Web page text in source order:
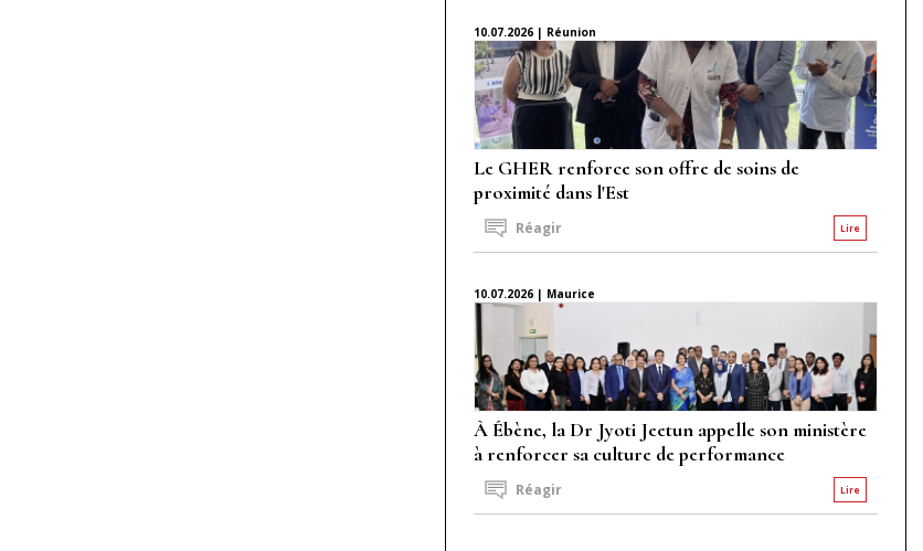
10.07.2026 | Réunion
Le GHER renforce son offre de soins de
proximité dans l'Est
Lire
Réagir
10.07.2026 | Maurice
À Ébène, la Dr Jyoti Jeetun appelle son ministère
à renforcer sa culture de performance
Lire
Réagir